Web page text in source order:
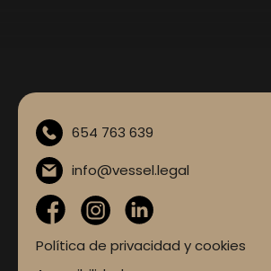
654 763 639
info@vessel.legal
Política de privacidad y cookies